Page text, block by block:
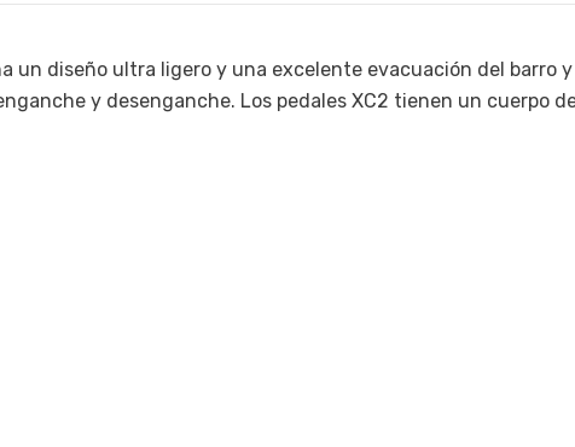
un diseño ultra ligero y una excelente evacuación del barro
y desenganche. Los pedales XC2 tienen un cuerpo